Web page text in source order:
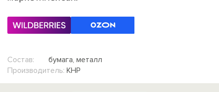
Состав:
бумага, металл
Производитель: КНР